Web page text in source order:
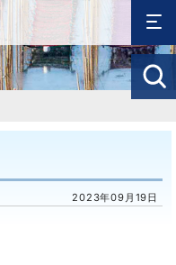
2023年09月19日